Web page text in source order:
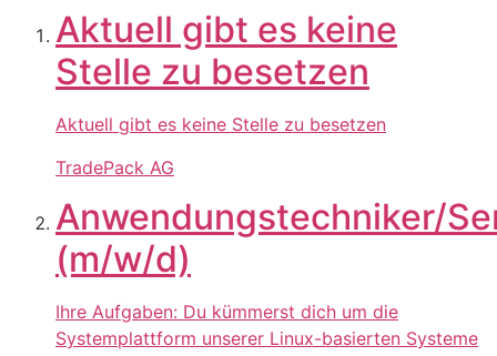
Aktuell gibt es keine
Stelle zu besetzen
Aktuell gibt es keine Stelle zu besetzen
TradePack AG
Anwendungstechniker/
(m/w/d)
Ihre Aufgaben: Du kümmerst dich um die
Systemplattform unserer Linux-basierten Systeme